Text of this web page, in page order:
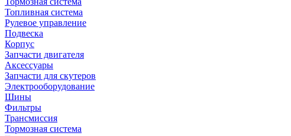
Топливная система
Рулевое управление
Подвеска
Корпус
Запчасти двигателя
Аксессуары
Запчасти для скутеров
Электрооборудование
Шины
Фильтры
Трансмиссия
Тормозная система